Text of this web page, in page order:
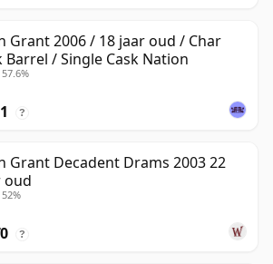
Grant 2006 / 18 jaar oud / Char
Barrel / Single Cask Nation
?
Grant Decadent Drams 2003 22
oud
?